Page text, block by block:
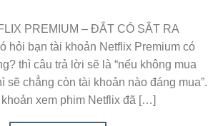
PREMIUM – ĐẮT CÓ SẮT RA
hỏi bạn tài khoản Netflix Premium có
thì câu trả lời sẽ là “nếu không mua
sẽ chẳng còn tài khoản nào đáng mua”.
xem phim Netflix đã […]